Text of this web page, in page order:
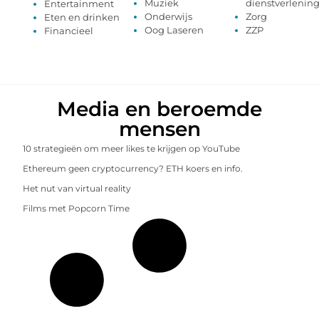
Entertainment
Eten en drinken
Financieel
Muziek
Onderwijs
Oog Laseren
dienstverlening
Zorg
ZZP
Media en beroemde
mensen
10 strategieën om meer likes te krijgen op YouTube
Ethereum geen cryptocurrency? ETH koers en info.
Het nut van virtual reality
Films met Popcorn Time